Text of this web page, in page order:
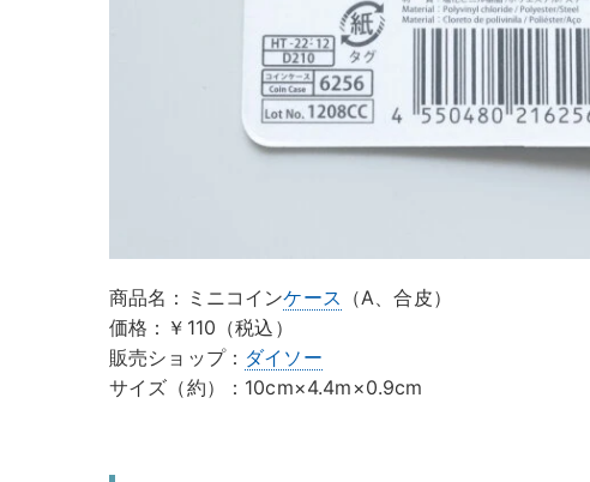
商品名：ミニコインケース （A、合皮）
価格：￥110（税込）
販売ショップ： ダイソー
サイズ（約）：10cm×4.4m×0.9cm